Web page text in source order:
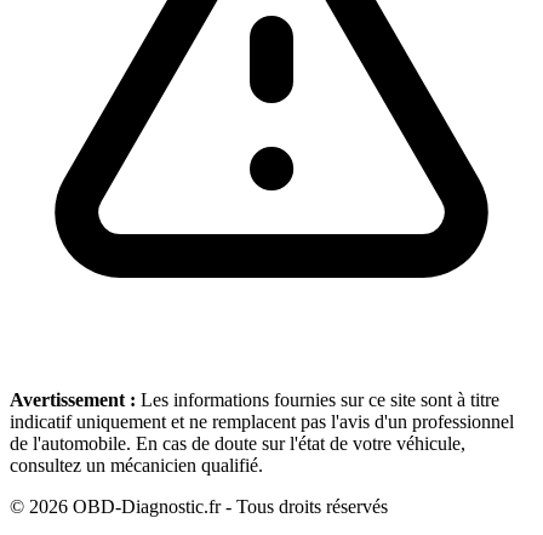
Avertissement : Les informations fournies sur ce site sont à titre
indicatif uniquement et ne remplacent pas l'avis d'un professionnel
de l'automobile. En cas de doute sur l'état de votre véhicule,
consultez un mécanicien qualifié.
© 2026 OBD-Diagnostic.fr - Tous droits réservés